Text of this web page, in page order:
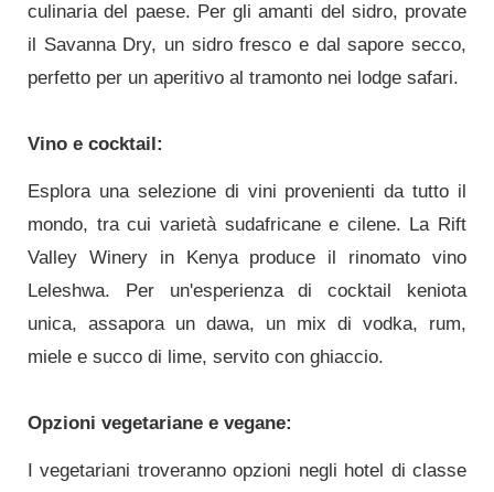
culinaria del paese. Per gli amanti del sidro, provate
il Savanna Dry, un sidro fresco e dal sapore secco,
perfetto per un aperitivo al tramonto nei lodge safari.
Vino e cocktail:
Esplora una selezione di vini provenienti da tutto il
mondo, tra cui varietà sudafricane e cilene. La Rift
Valley Winery in Kenya produce il rinomato vino
Leleshwa. Per un'esperienza di cocktail keniota
unica, assapora un dawa, un mix di vodka, rum,
miele e succo di lime, servito con ghiaccio.
Opzioni vegetariane e vegane:
I vegetariani troveranno opzioni negli hotel di classe